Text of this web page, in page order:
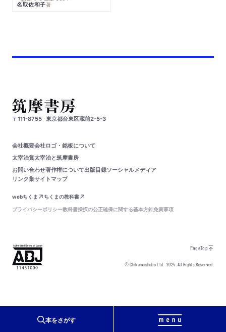
本をさがす
名取佐和子著
〒111-8755 東京都台東区蔵前2-5-3
会社概要会社ロゴ・銘板について
太宰治賞太宰治と筑摩書房
お問い合わせ著作権について出版目録ソーシャルメディア
リンク集サイトマップ
webちくま
ちくまの教科書
プライバシーポリシー教科書採択の公正確保に関する基本方針免責事項
PageTop
© Chikumashobo Ltd.2024 All Rights Reserved.